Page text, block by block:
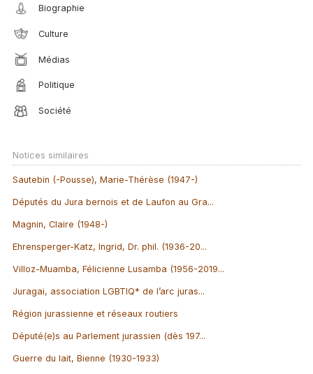
Biographie
Culture
Médias
Politique
Société
Notices similaires
Sautebin (-Pousse), Marie-Thérèse (1947-)
Députés du Jura bernois et de Laufon au Gra...
Magnin, Claire (1948-)
Ehrensperger-Katz, Ingrid, Dr. phil. (1936-20...
Villoz-Muamba, Félicienne Lusamba (1956-2019...
Juragai, association LGBTIQ* de l’arc juras...
Région jurassienne et réseaux routiers
Député(e)s au Parlement jurassien (dès 197...
Guerre du lait, Bienne (1930-1933)